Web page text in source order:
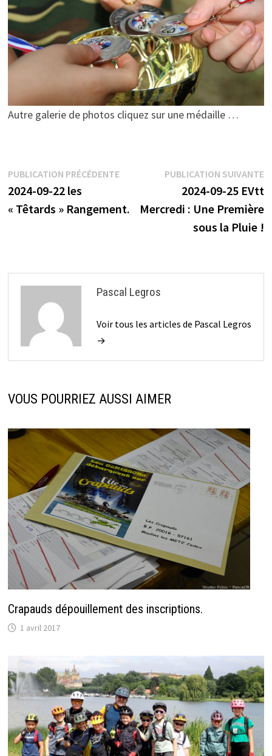
Autre galerie de photos cliquez sur une médaille …
Navigation
de
PUBLICATION PRÉCÉDENTEPublication
2024-09-22 les
« Têtards » Rangement.
PUBLICATION SUIVANTE
2024-09-25 EVtt
Mercredi : Une Première
sous la Pluie !
Pascal Legros
Voir tous les articles de Pascal Legros
→
VOUS POURRIEZ AUSSI AIMER
Crapauds dépouillement des inscriptions.
1 avril 2017